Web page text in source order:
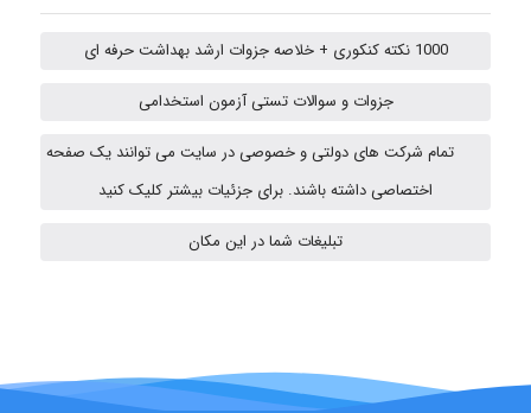
USER124
abolfazlkoshehe
1000 نکته کنکوری + خلاصه جزوات ارشد بهداشت حرفه ای
جزوات و سوالات تستی آزمون استخدامی
تمام شرکت های دولتی و خصوصی در سایت می توانند یک صفحه
اختصاصی داشته باشند. برای جزئیات بیشتر کلیک کنید
تبلیغات شما در این مکان